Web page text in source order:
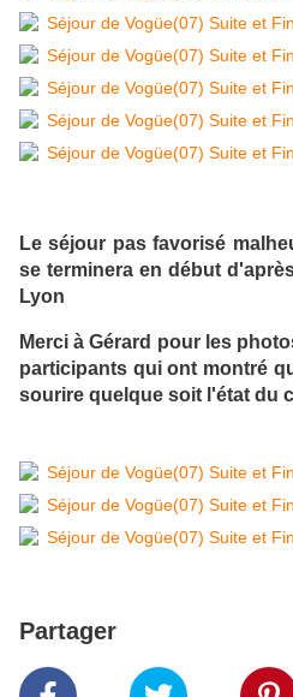
Le séjour pas favorisé
se terminera en début
Lyon
Merci à Gérard pour les
participants qui ont montré
sourire quelque soit l'état du
Partager